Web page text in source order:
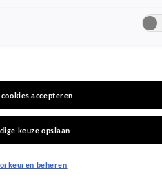
accepteren
keuze opslaan
beheren